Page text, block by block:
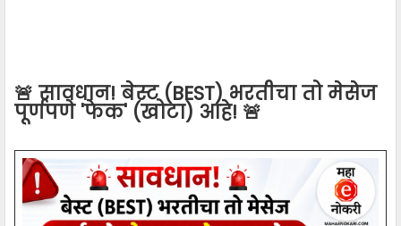
🚨 सावधान! बेस्ट (BEST) भरतीचा तो मेसेज
पूर्णपणे 'फेक' (खोटा) आहे! 🚨